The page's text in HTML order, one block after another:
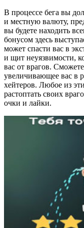
В процессе бега вы
и местную валюту,
вы будете находить
бонусом здесь
может спасти вас в
и щит неуязвимости,
вас от врагов.
увеличивающее вас в
хейтеров. Любое из
растоптать своих
очки и лайки.